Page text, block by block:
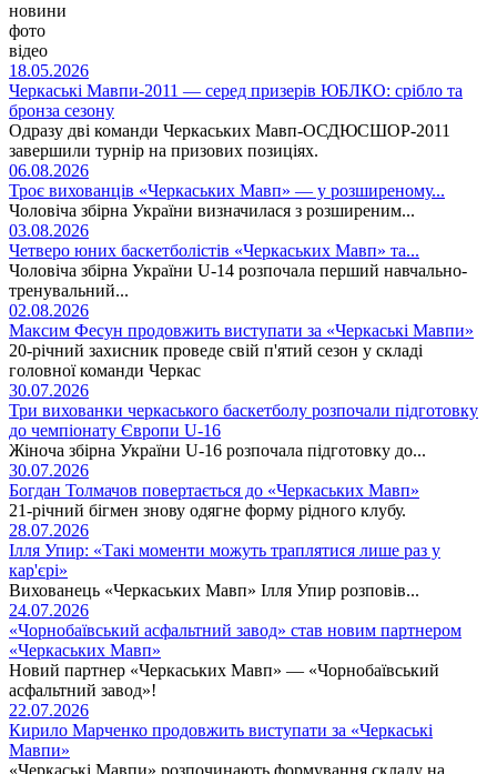
новини
фото
відео
18.05.2026
Черкаські Мавпи-2011 — серед призерів ЮБЛКО: срібло та
бронза сезону
Одразу дві команди Черкаських Мавп-ОСДЮСШОР-2011
завершили турнір на призових позиціях.
06.08.2026
Троє вихованців «Черкаських Мавп» — у розширеному...
Чоловіча збірна України визначилася з розширеним...
03.08.2026
Четверо юних баскетболістів «Черкаських Мавп» та...
Чоловіча збірна України U-14 розпочала перший навчально-
тренувальний...
02.08.2026
Максим Фесун продовжить виступати за «Черкаські Мавпи»
20-річний захисник проведе свій п'ятий сезон у складі
головної команди Черкас
30.07.2026
Три вихованки черкаського баскетболу розпочали підготовку
до чемпіонату Європи U-16
Жіноча збірна України U-16 розпочала підготовку до...
30.07.2026
Богдан Толмачов повертається до «Черкаських Мавп»
21-річний бігмен знову одягне форму рідного клубу.
28.07.2026
Ілля Упир: «Такі моменти можуть траплятися лише раз у
кар'єрі»
Вихованець «Черкаських Мавп» Ілля Упир розповів...
24.07.2026
«Чорнобаївський асфальтний завод» став новим партнером
«Черкаських Мавп»
Новий партнер «Черкаських Мавп» — «Чорнобаївський
асфальтний завод»!
22.07.2026
Кирило Марченко продовжить виступати за «Черкаські
Мавпи»